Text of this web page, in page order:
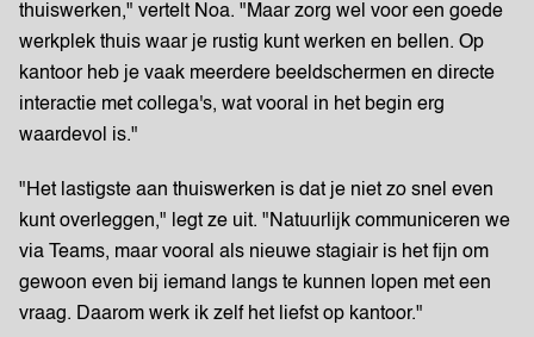
thuiswerken," vertelt Noa. "Maar zorg wel voor een goede
werkplek thuis waar je rustig kunt werken en bellen. Op
kantoor heb je vaak meerdere beeldschermen en directe
interactie met collega's, wat vooral in het begin erg
waardevol is."
"Het lastigste aan thuiswerken is dat je niet zo snel even
kunt overleggen," legt ze uit. "Natuurlijk communiceren we
via Teams, maar vooral als nieuwe stagiair is het fijn om
gewoon even bij iemand langs te kunnen lopen met een
vraag. Daarom werk ik zelf het liefst op kantoor."